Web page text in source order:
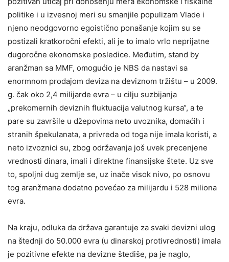
politike i u izvesnoj meri su smanjile populizam Vlade i
njeno neodgovorno egoistično ponašanje kojim su se
postizali kratkoročni efekti, ali je to imalo vrlo neprijatne
dugoročne ekonomske posledice. Međutim, stand by
aranžman sa MMF, omogućio je NBS da nastavi sa
enormnom prodajom deviza na deviznom tržištu – u 2009.
g. čak oko 2,4 milijarde evra – u cilju suzbijanja
„prekomernih deviznih fluktuacija valutnog kursa“, a te
pare su završile u džepovima neto uvoznika, domaćih i
stranih špekulanata, a privreda od toga nije imala koristi, a
neto izvoznici su, zbog održavanja još uvek precenjene
vrednosti dinara, imali i direktne finansijske štete. Uz sve
to, spoljni dug zemlje se, uz inače visok nivo, po osnovu
tog aranžmana dodatno povećao za milijardu i 528 miliona
evra.
Na kraju, odluka da država garantuje za svaki devizni ulog
na štednji do 50.000 evra (u dinarskoj protivrednosti) imala
je pozitivne efekte na devizne štediše, pa je naglo,